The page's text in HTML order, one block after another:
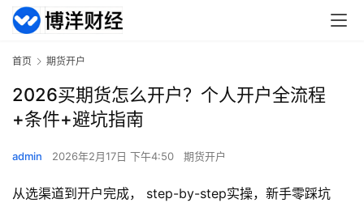
首页 期货开户
2026买期货怎么开户？个人开户全流程
+条件+避坑指南
admin 2026年2月17日 下午4:50 期货开户
从选渠道到开户完成， step-by-step实操，新手零踩坑